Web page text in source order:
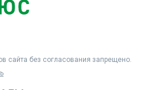
сайта без согласования запрещено.